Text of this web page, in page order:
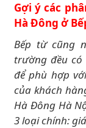
Gợi ý các
Hà Đông ở
Bếp từ cũng
trường đều
để phù hợp
của khách
Hà Đông Hà
3 loại chính: